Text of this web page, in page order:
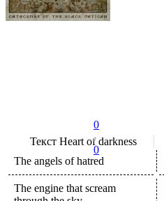
0
0
ТекстHeart of darkness
The angels of hatred
The engine that scream